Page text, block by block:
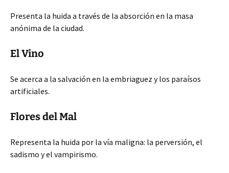
Presenta la huida a través de la absorción en la masa
anónima de la ciudad.
El Vino
Se acerca a la salvación en la embriaguez y los paraísos
artificiales.
Flores del Mal
Representa la huida por la vía maligna: la perversión, el
sadismo y el vampirismo.